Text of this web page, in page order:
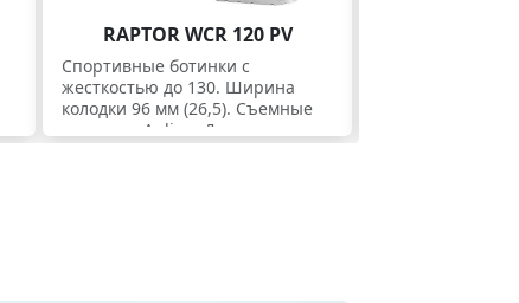
RAPTOR WCR 120 PV
Спортивные ботинки с
жесткостью до 130. Ширина
колодки 96 мм (26,5). Съемные
подошвы Apline. Для экспертов.